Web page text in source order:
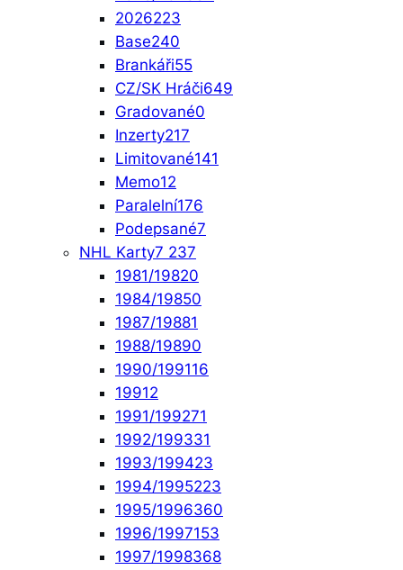
2026223
Base240
Brankáři55
CZ/SK Hráči649
Gradované0
Inzerty217
Limitované141
Memo12
Paralelní176
Podepsané7
NHL Karty7 237
1981/19820
1984/19850
1987/19881
1988/19890
1990/199116
19912
1991/199271
1992/199331
1993/199423
1994/1995223
1995/1996360
1996/1997153
1997/1998368